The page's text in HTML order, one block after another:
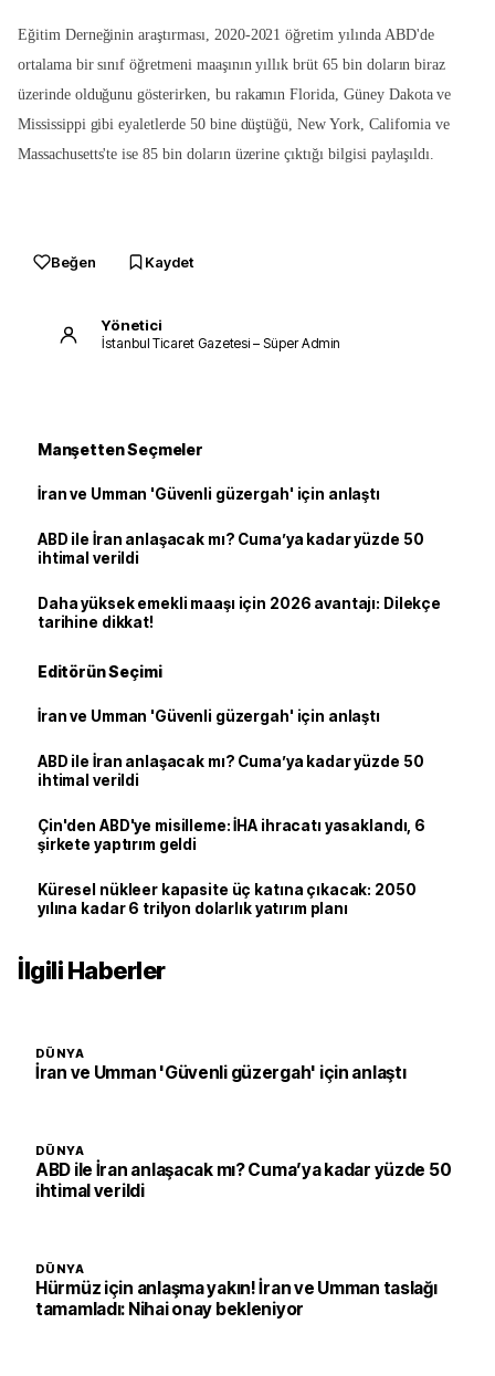
Eğitim Derneğinin araştırması, 2020-2021 öğretim yılında ABD'de
ortalama bir sınıf öğretmeni maaşının yıllık brüt 65 bin doların biraz
üzerinde olduğunu gösterirken, bu rakamın Florida, Güney Dakota ve
Mississippi gibi eyaletlerde 50 bine düştüğü, New York, California ve
Massachusetts'te ise 85 bin doların üzerine çıktığı bilgisi paylaşıldı.
Beğen Kaydet
Yönetici
İstanbul Ticaret Gazetesi – Süper Admin
Manşetten Seçmeler
İran ve Umman 'Güvenli güzergah' için anlaştı
ABD ile İran anlaşacak mı? Cuma’ya kadar yüzde 50
ihtimal verildi
Daha yüksek emekli maaşı için 2026 avantajı: Dilekçe
tarihine dikkat!
Editörün Seçimi
İran ve Umman 'Güvenli güzergah' için anlaştı
ABD ile İran anlaşacak mı? Cuma’ya kadar yüzde 50
ihtimal verildi
Çin'den ABD'ye misilleme: İHA ihracatı yasaklandı, 6
şirkete yaptırım geldi
Küresel nükleer kapasite üç katına çıkacak: 2050
yılına kadar 6 trilyon dolarlık yatırım planı
İlgili Haberler
DÜNYA
İran ve Umman 'Güvenli güzergah' için anlaştı
DÜNYA
ABD ile İran anlaşacak mı? Cuma’ya kadar yüzde 50
ihtimal verildi
DÜNYA
Hürmüz için anlaşma yakın! İran ve Umman taslağı
tamamladı: Nihai onay bekleniyor